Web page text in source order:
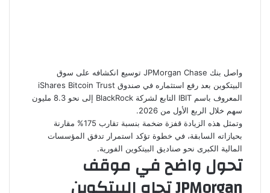
واصل بنك JPMorgan Chase توسيع انكشافه على سوق
البيتكوين بعد رفع استثماره في صندوق iShares Bitcoin Trust
المعروف باسم IBIT التابع لشركة BlackRock إلى نحو 8.3 مليون
سهم خلال الربع الأول من 2026.
وتمثل هذه الزيادة قفزة ضخمة بنسبة تقارب 175% مقارنة
بحيازاته السابقة، في خطوة تؤكد استمرار تدفق المؤسسات
المالية الكبرى نحو صناديق البيتكوين الفورية.
تحول واضح في موقف